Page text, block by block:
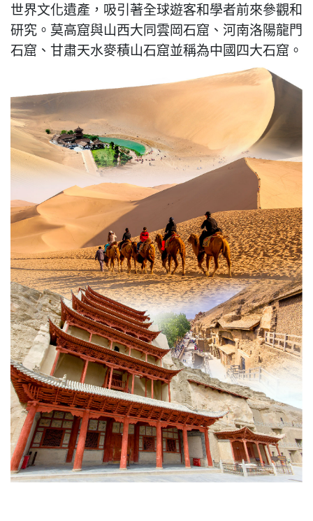
世界文化遺產，吸引著全球遊客和學者前來參觀和
研究。莫高窟與山西大同雲岡石窟、河南洛陽龍門
石窟、甘肅天水麥積山石窟並稱為中國四大石窟。